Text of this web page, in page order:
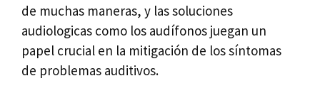
de muchas maneras, y las soluciones
audiologicas como los audífonos juegan un
papel crucial en la mitigación de los síntomas
de problemas auditivos.